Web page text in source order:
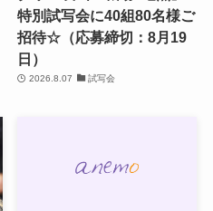
特別試写会に40組80名様ご
招待☆（応募締切：8月19
日）
2026.8.07 試写会